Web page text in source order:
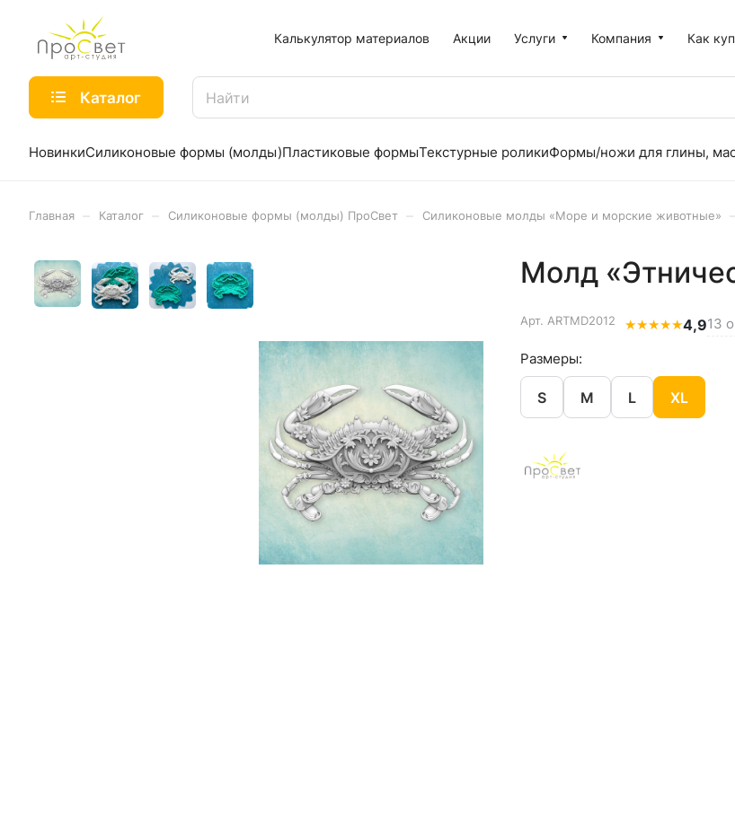
Калькулятор материалов Акции Услуги Компания Как
Каталог
НовинкиСиликоновые формы (молды)Пластиковые формыТекстурные роликиФормы/ножи для глины,
Главная Каталог Силиконовые формы (молды) ПроСвет Силиконовые молды «Море и морские животные»
Молд
Арт. ARTMD2012 ★★★★★4,913
Размеры:
S M L XL